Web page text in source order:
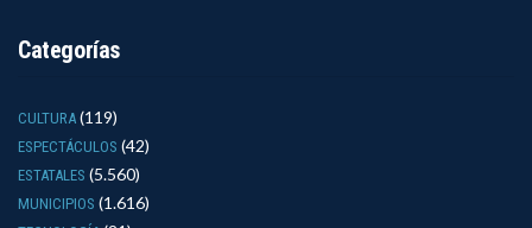
Categorías
CULTURA (119)
ESPECTÁCULOS (42)
ESTATALES (5.560)
MUNICIPIOS (1.616)